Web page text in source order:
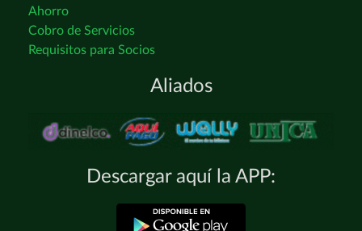
Ahorro
Cobro de Servicios
Requisitos para Socios
Aliados
Descargar aquí la APP: